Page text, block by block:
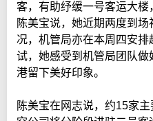
客，有助纾缓一号客运大楼
陈美宝说，她近期两度到
况，机管局亦在本周四安排
试，她感受到机管局团队
港留下美好印象。
陈美宝在网志说，约15家